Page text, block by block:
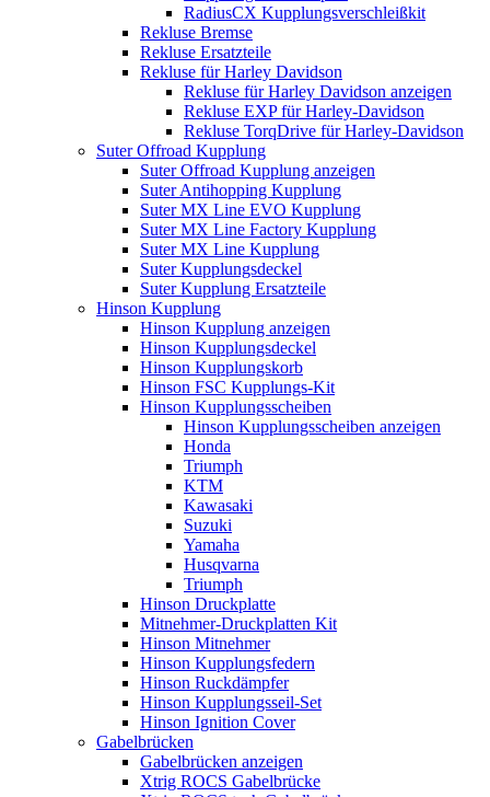
RadiusCX Kupplungsverschleißkit
Rekluse Bremse
Rekluse Ersatzteile
Rekluse für Harley Davidson
Rekluse für Harley Davidson anzeigen
Rekluse EXP für Harley-Davidson
Rekluse TorqDrive für Harley-Davidson
Suter Offroad Kupplung
Suter Offroad Kupplung anzeigen
Suter Antihopping Kupplung
Suter MX Line EVO Kupplung
Suter MX Line Factory Kupplung
Suter MX Line Kupplung
Suter Kupplungsdeckel
Suter Kupplung Ersatzteile
Hinson Kupplung
Hinson Kupplung anzeigen
Hinson Kupplungsdeckel
Hinson Kupplungskorb
Hinson FSC Kupplungs-Kit
Hinson Kupplungsscheiben
Hinson Kupplungsscheiben anzeigen
Honda
Triumph
KTM
Kawasaki
Suzuki
Yamaha
Husqvarna
Triumph
Hinson Druckplatte
Mitnehmer-Druckplatten Kit
Hinson Mitnehmer
Hinson Kupplungsfedern
Hinson Ruckdämpfer
Hinson Kupplungsseil-Set
Hinson Ignition Cover
Gabelbrücken
Gabelbrücken anzeigen
Xtrig ROCS Gabelbrücke